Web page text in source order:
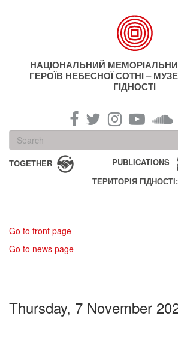
НАЦІОНАЛЬНИЙ
ГЕРОЇВ НЕБЕСНОЇ СОТНІ –
ГІДНОСТІ
Search
form
Search
TOGETHER
PUBLICATIONS
ТЕРИТОРІЯ
Go to front page
Go to news page
Thursday, 7 November